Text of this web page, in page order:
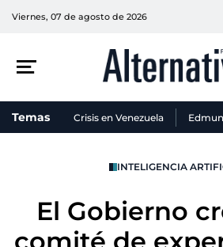
Viernes, 07 de agosto de 2026
Temas Crisis en Venezuela
INTELIGENCIA
El Gobierno